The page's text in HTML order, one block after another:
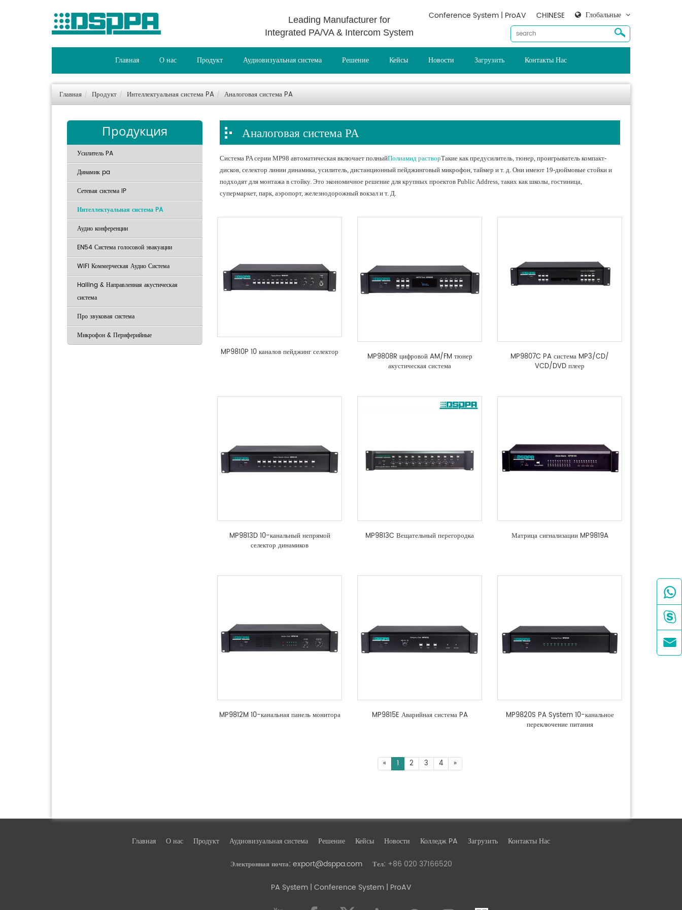
Leading Manufacturer for
Integrated PA/VA & Intercom System
Глобальные
CHINESE
Conference System | ProAV
Главная О нас Продукт Аудиовизуальная система Решение Кейсы Новости Загрузить Контакты Нас
Главная Продукт Интеллектуальная система PA Аналоговая система PA
Продукция
Усилитель PA
Динамик pa
Сетевая система IP
Интеллектуальная система PA
Аудио конференции
EN54 Система голосовой эвакуации
WiFi Коммерческая Аудио Система
Hailing & Направленная акустическая
система
Про звуковая система
Микрофон & Периферийные
Аналоговая система PA
Система PA серии MP98 автоматическая включает полныйПолиамид растворТакие как предусилитель, тюнер, проигрыватель компакт-
дисков, селектор линии динамика, усилитель, дистанционный пейджинговый микрофон, таймер и т. д. Они имеют 19-дюймовые стойки и
подходят для монтажа в стойку. Это экономичное решение для крупных проектов Public Address, таких как школы, гостиница,
супермаркет, парк, аэропорт, железнодорожный вокзал и т. Д.
MP9810P 10 каналов пейджинг селектор
MP9808R цифровой AM/FM тюнер
акустическая система
MP9807C PA система MP3/CD/
VCD/DVD плеер
MP9813D 10-канальный непрямой
селектор динамиков
MP9813C Вещательный перегородка Матрица сигнализации MP9819A
MP9812M 10-канальная панель монитора MP9815E Аварийная система PA
MP9820S PA System 10-канальное
переключение питания
« 1 2 3 4 »
Главная О нас Продукт Аудиовизуальная система Решение Кейсы Новости Колледж PA Загрузить Контакты Нас
Электронная почта: export@dsppa.com Тел: +86 020 37166520
PA System| Conference System | ProAV


